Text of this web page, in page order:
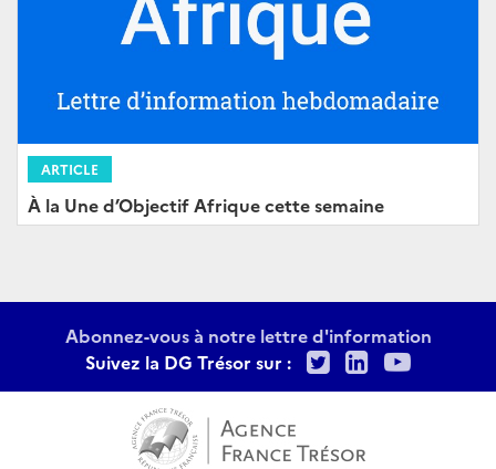
ARTICLE
À la Une d’Objectif Afrique cette semaine
Abonnez-vous à notre lettre d'information
Suivez la DG Trésor sur :
TwitterLinkedIn